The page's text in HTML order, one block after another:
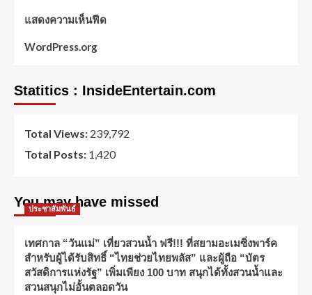
แสดงความเห็นฟีด
WordPress.org
Statitics : InsideEntertain.com
Total Views: 239,792
Total Posts: 1,420
You may have missed
ประชาสัมพันธ์
เทศกาล “วันแม่” เที่ยวสวนน้ำ ฟรี!!! ที่สยามอะเมซิ่งพาร์ค
สำหรับผู้ได้รับสิทธิ์ “ไทยช่วยไทยพลัส” และผู้ถือ “บัตร
สวัสดิการแห่งรัฐ” เพิ่มเพียง 100 บาท สนุกได้ทั้งสวนน้ำและ
สวนสนุกไม่อั้นตลอดวัน